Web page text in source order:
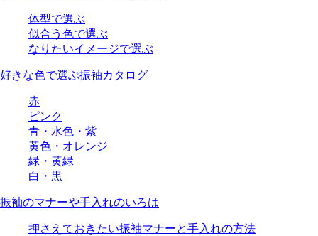
体型で選ぶ
似合う色で選ぶ
なりたいイメージで選ぶ
好きな色で選ぶ振袖カタログ
赤
ピンク
青・水色・紫
黄色・オレンジ
緑・黄緑
白・黒
振袖のマナーや手入れのいろは
押さえておきたい振袖マナーと手入れの方法